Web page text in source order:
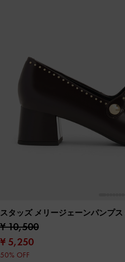
スタッズ メリージェーンパンプス
¥ 10,500
¥ 5,250
50% OFF